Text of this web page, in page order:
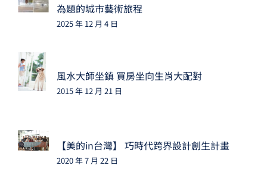
為題的城市藝術旅程
2025 年 12 月 4 日
風水大師坐鎮 買房坐向生肖大配對
2015 年 12 月 21 日
【美的in台灣】 巧時代跨界設計創生計畫
2020 年 7 月 22 日